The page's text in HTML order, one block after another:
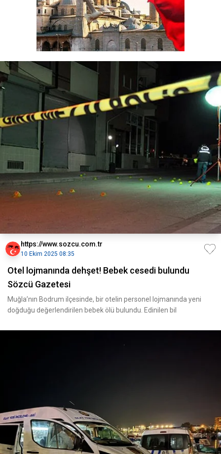
https://www.sozcu.com.tr
10 Ekim 2025 08:35
Otel lojmanında dehşet! Bebek cesedi bulundu
Sözcü Gazetesi
Muğla’nın Bodrum ilçesinde, bir otelin personel lojmanında yeni
doğduğu değerlendirilen bebek ölü bulundu. Edinilen bil